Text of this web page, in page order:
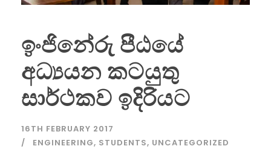
ඉංජිනේරු පීඨයේ
අධ්‍යයන කටයුතු
සාර්ථකව ඉදිරියට
16TH FEBRUARY 2017
ENGINEERING, STUDENTS, UNCATEGORIZED